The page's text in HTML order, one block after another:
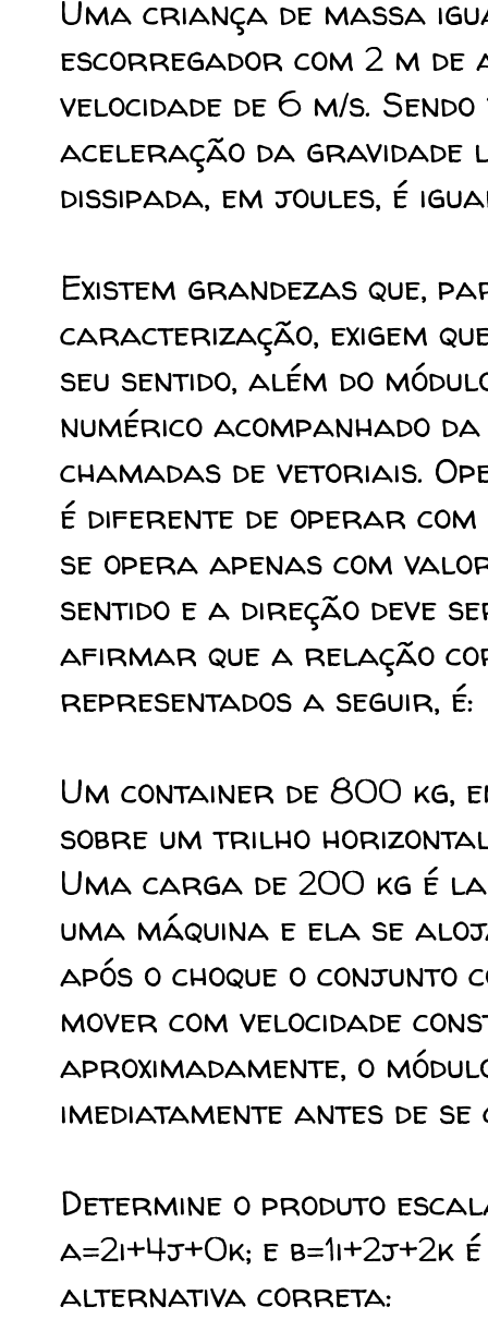
Uma criança de massa
escorregador com 2 m
velocidade de 6 m/s.
aceleração da gravidade
dissipada, em joules, é
Existem grandezas que,
caracterização, exigem
seu sentido, além do
numérico acompanhado
chamadas de vetoriais.
é diferente de operar
se opera apenas com
sentido e a direção deve
afirmar que a relação
representados a seguir, é:
Um container de 800 kg,
sobre um trilho
Uma carga de 200 kg é
uma máquina e ela se
após o choque o
mover com velocidade
aproximadamente, o
imediatamente antes de
Determine o produto
a=2i+4j+0k; e b=1i+2j+2k
alternativa correta: